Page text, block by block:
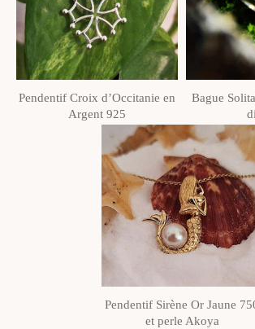
Pendentif Croix d’Occitanie en
Argent 925
Bague
Pendentif Sirène Or Jaune
et perle Akoya